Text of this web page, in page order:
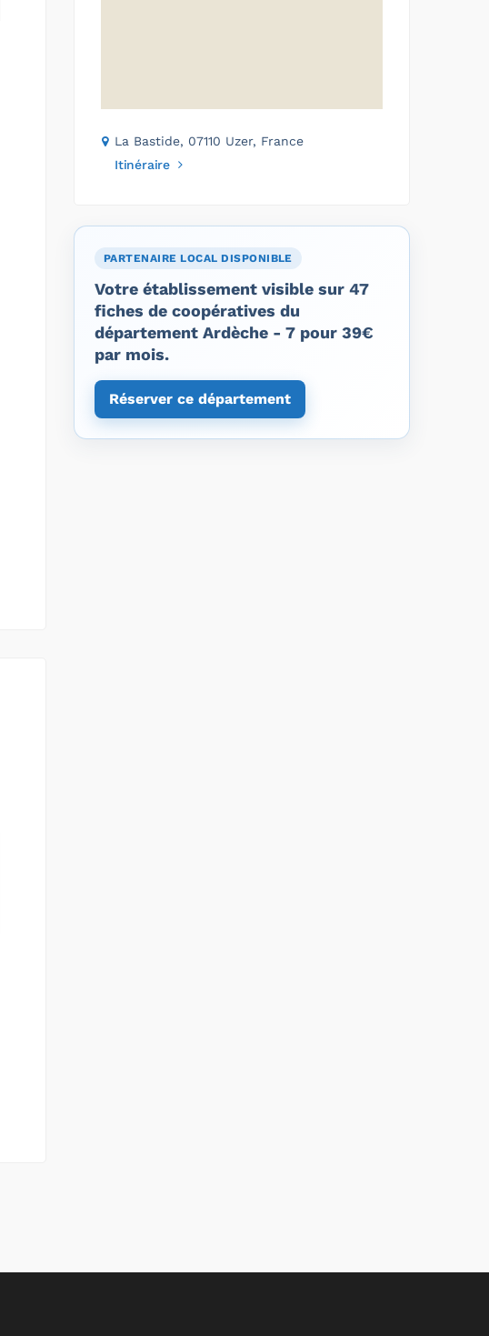
La Bastide, 07110 Uzer, France
Itinéraire
PARTENAIRE LOCAL DISPONIBLE
Votre établissement visible sur 47
fiches de coopératives du
département Ardèche - 7 pour 39€
par mois.
Réserver ce département